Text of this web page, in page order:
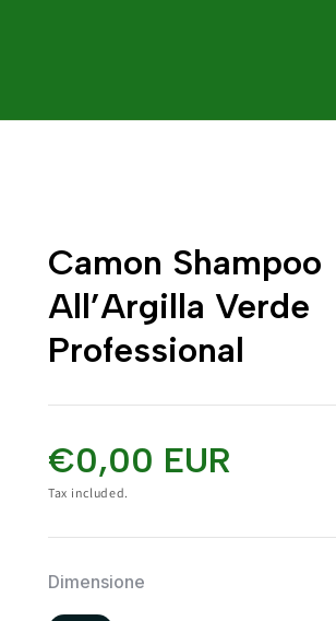
Camon Shampoo
All’Argilla Verde
Professional
€0,00 EUR
Tax included.
Dimensione